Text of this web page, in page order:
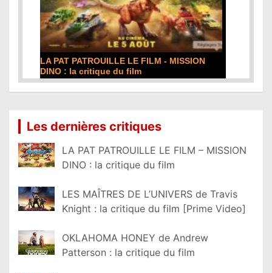
DE LA COMÉDIE-FRANÇAISE : la critique du
film
Les dernières critiques
LA PAT PATROUILLE LE FILM – MISSION
DINO : la critique du film
LES MAÎTRES DE L’UNIVERS de Travis
Knight : la critique du film [Prime Video]
OKLAHOMA HONEY de Andrew
Patterson : la critique du film